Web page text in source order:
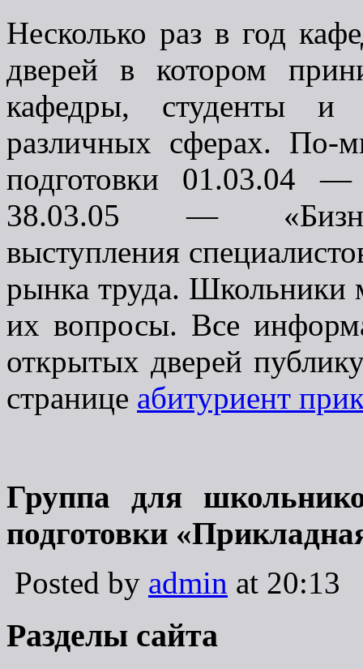
Несколько раз в год
дверей в котором
кафедры, студенты и
различных сферах. По-
подготовки 01.03.04 —
38.03.05 —
выступления
рынка труда. Школьники
их вопросы. Все
открытых дверей
странице абитуриент
Группа для
подготовки
Posted by admin at 20:13
Разделы сайта